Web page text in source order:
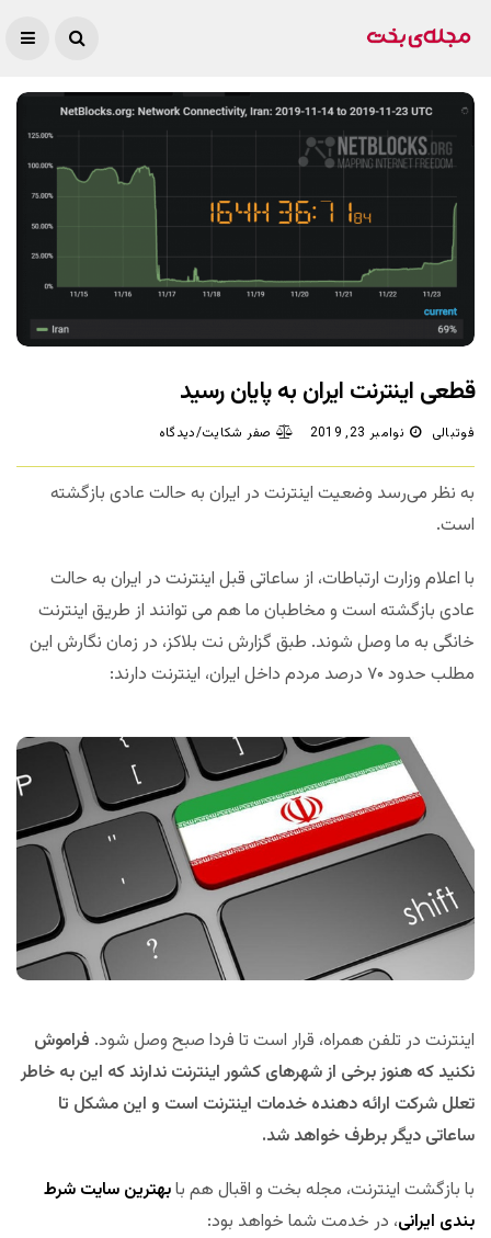
قطعی اینترنت ایران به پایان رسید
فوتبالی نوامبر 23, 2019 صفر شکایت/دیدگاه
به نظر می‌رسد وضعیت اینترنت در ایران به حالت عادی بازگشته
است.
با اعلام وزارت ارتباطات، از ساعاتی قبل اینترنت در ایران به حالت
عادی بازگشته است و مخاطبان ما هم می توانند از طریق اینترنت
خانگی به ما وصل شوند. طبق گزارش نت بلاکز، در زمان نگارش این
مطلب حدود ۷۰ درصد مردم داخل ایران، اینترنت دارند:
اینترنت در تلفن همراه، قرار است تا فردا صبح وصل شود. فراموش
نکنید که هنوز برخی از شهرهای کشور اینترنت ندارند که این به خاطر
تعلل شرکت ارائه دهنده خدمات اینترنت است و این مشکل تا
ساعاتی دیگر برطرف خواهد شد.
با بازگشت اینترنت، مجله بخت و اقبال هم بابهترین سایت شرط
بندی ایرانی، در خدمت شما خواهد بود: